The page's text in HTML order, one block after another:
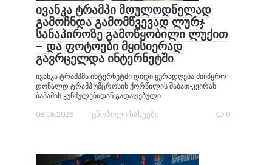
ივანკა ტრამპი მოულოდნელად
გამოჩნდა გამომწვევად ლურჯ
სანაპიროზე გამოწყობილი ლუქით
– და ფოტოები მყისიერად
გავრცელდა ინტერნეტში
ივანკა ტრამპმა ინტერნეტში დიდი ყურადღება მიიპყრო
დონალდ ტრამპ უმცროსის ქორწილის შაბათ-კვირას
ბაჰამის კუნძულებიდან გადაღებული
08.06.2026 ცნობილი სახეები 0